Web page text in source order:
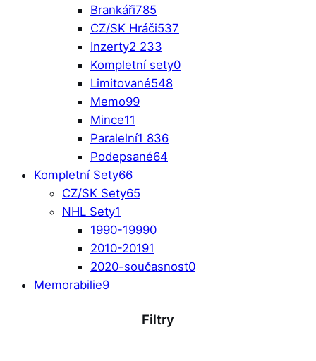
Brankáři785
CZ/SK Hráči537
Inzerty2 233
Kompletní sety0
Limitované548
Memo99
Mince11
Paralelní1 836
Podepsané64
Kompletní Sety66
CZ/SK Sety65
NHL Sety1
1990-19990
2010-20191
2020-současnost0
Memorabilie9
Filtry